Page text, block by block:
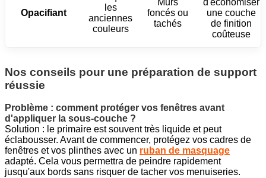
Opacifiant
les
anciennes
couleurs
foncés ou
tachés
une couche
de finition
coûteuse
Nos conseils pour une préparation de support
réussie
Problème : comment protéger vos fenêtres avant
d'appliquer la sous-couche ?
Solution : le primaire est souvent très liquide et peut
éclabousser. Avant de commencer, protégez vos cadres de
fenêtres et vos plinthes avec un ruban de masquage
adapté. Cela vous permettra de peindre rapidement
jusqu'aux bords sans risquer de tacher vos menuiseries.